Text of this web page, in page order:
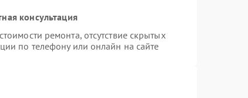
консультация
ремонта, отсутствие скрытых
по телефону или онлайн на сайте